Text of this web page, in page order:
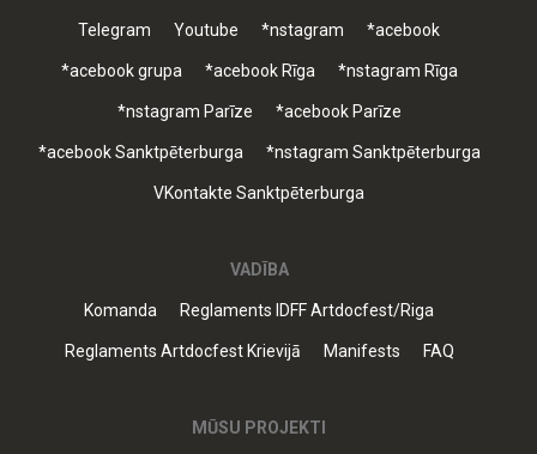
Telegram Youtube *nstagram *acebook
*acebook grupa *acebook Rīga *nstagram Rīga
*nstagram Parīze *acebook Parīze
*acebook Sanktpēterburga *nstagram Sanktpēterburga
VKontakte Sanktpēterburga
VADĪBA
Komanda Reglaments IDFF Artdocfest/Riga
Reglaments Artdocfest Krievijā Manifests FAQ
MŪSU PROJEKTI